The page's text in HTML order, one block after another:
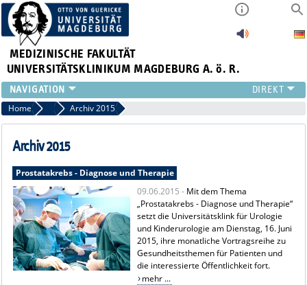
MEDIZINISCHE FAKULTÄT
UNIVERSITÄTSKLINIKUM MAGDEBURG A. ö. R.
INSTITUTE
KLINIKEN
ZENTRALE EINRICHTUNGEN
PRESSE
ÜBER UNS
INTERNATIONAL
INTRANET
Home Archiv Pressemitteilungen
Archiv 2015
Archiv 2015
Prostatakrebs - Diagnose und Therapie
09.06.2015 - Mit dem Thema
„Prostatakrebs - Diagnose und Therapie“
setzt die Universitätsklink für Urologie
und Kinderurologie am Dienstag, 16. Juni
2015, ihre monatliche Vortragsreihe zu
Gesundheitsthemen für Patienten und
die interessierte Öffentlichkeit fort.
mehr ...